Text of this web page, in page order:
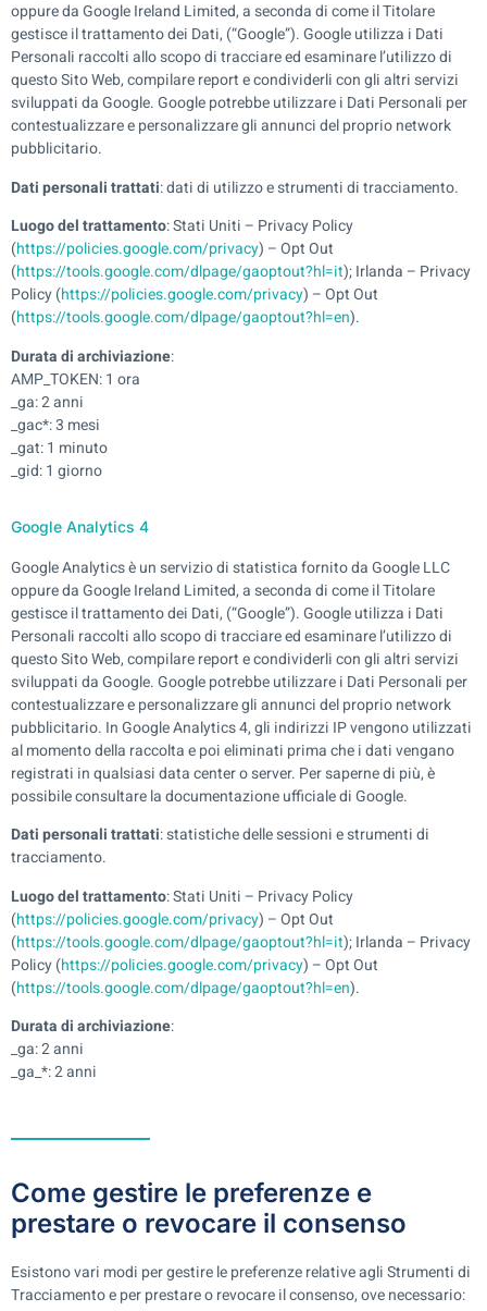
oppure da Google Ireland Limited, a seconda di come il Titolare
gestisce il trattamento dei Dati, (“Google”). Google utilizza i Dati
Personali raccolti allo scopo di tracciare ed esaminare l’utilizzo di
questo Sito Web, compilare report e condividerli con gli altri servizi
sviluppati da Google. Google potrebbe utilizzare i Dati Personali per
contestualizzare e personalizzare gli annunci del proprio network
pubblicitario.
Dati personali trattati: dati di utilizzo e strumenti di tracciamento.
Luogo del trattamento: Stati Uniti – Privacy Policy
(https://policies.google.com/privacy) – Opt Out
(https://tools.google.com/dlpage/gaoptout?hl=it); Irlanda – Privacy
Policy (https://policies.google.com/privacy) – Opt Out
(https://tools.google.com/dlpage/gaoptout?hl=en).
Durata di archiviazione:
AMP_TOKEN: 1 ora
_ga: 2 anni
_gac*: 3 mesi
_gat: 1 minuto
_gid: 1 giorno
Google Analytics 4
Google Analytics è un servizio di statistica fornito da Google LLC
oppure da Google Ireland Limited, a seconda di come il Titolare
gestisce il trattamento dei Dati, (“Google”). Google utilizza i Dati
Personali raccolti allo scopo di tracciare ed esaminare l’utilizzo di
questo Sito Web, compilare report e condividerli con gli altri servizi
sviluppati da Google. Google potrebbe utilizzare i Dati Personali per
contestualizzare e personalizzare gli annunci del proprio network
pubblicitario. In Google Analytics 4, gli indirizzi IP vengono utilizzati
al momento della raccolta e poi eliminati prima che i dati vengano
registrati in qualsiasi data center o server. Per saperne di più, è
possibile consultare la documentazione ufficiale di Google.
Dati personali trattati: statistiche delle sessioni e strumenti di
tracciamento.
Luogo del trattamento: Stati Uniti – Privacy Policy
(https://policies.google.com/privacy) – Opt Out
(https://tools.google.com/dlpage/gaoptout?hl=it); Irlanda – Privacy
Policy (https://policies.google.com/privacy) – Opt Out
(https://tools.google.com/dlpage/gaoptout?hl=en).
Durata di archiviazione:
_ga: 2 anni
_ga_*: 2 anni
Come gestire le preferenze e
prestare o revocare il consenso
Esistono vari modi per gestire le preferenze relative agli Strumenti di
Tracciamento e per prestare o revocare il consenso, ove necessario: